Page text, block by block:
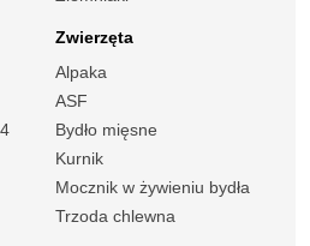
Zwierzęta
Alpaka
ASF
Bydło mięsne
Kurnik
Mocznik w żywieniu bydła
Trzoda chlewna